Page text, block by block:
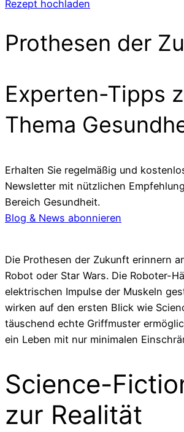
Rezept hochladen
Prothesen der
Experten-Tipps
Thema
Erhalten Sie regelmäßig und
Newsletter mit nützlichen
Bereich Gesundheit.
Blog & News abonnieren
Die Prothesen der Zukunft erinnern
Robot oder Star Wars. Die Roboter-
elektrischen Impulse der Muskeln
wirken auf den ersten Blick wie
täuschend echte Griffmuster
ein Leben mit nur minimalen
Science-
zur Realität